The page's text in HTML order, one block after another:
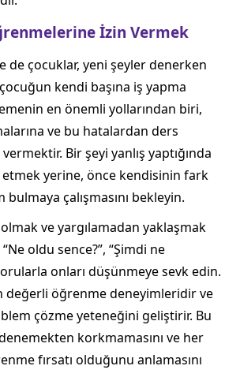
İzin Vermek
de çocuklar, yeni şeyler denerken
kendi başına iş yapma
en önemli yollarından biri,
ve bu hatalardan ders
Bir şeyi yanlış yaptığında
yerine, önce kendisinin fark
çalışmasını bekleyin.
olmak ve yargılamadan yaklaşmak
oldu sence?”, “Şimdi ne
onları düşünmeye sevk edin.
değerli öğrenme deneyimleridir ve
çözme yeteneğini geliştirir. Bu
korkmamasını ve her
fırsatı olduğunu anlamasını